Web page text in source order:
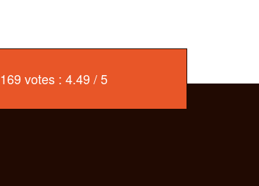
169 votes : 4.49 / 5